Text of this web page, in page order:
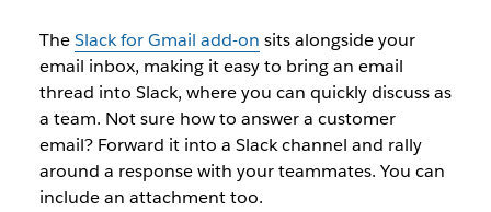
TheSlack for Gmail add-on sits alongside your
email inbox, making it easy to bring an email
thread into Slack, where you can quickly discuss as
a team. Not sure how to answer a customer
email? Forward it into a Slack channel and rally
around a response with your teammates. You can
include an attachment too.